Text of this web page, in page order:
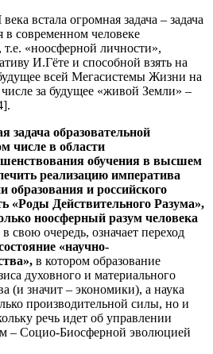
встала огромная задача – задача
в современном человеке
т.е. «ноосферной личности»,
И.Гёте и способной взять на
всей Мегасистемы Жизни на
за будущее «живой Земли» –
образовательной
числе в области
обучения в высшем
реализацию императива
образования и российского
«Роды Действительного Разума»,
ноосферный разум человека
свою очередь, означает переход
«научно-
в котором образование
духовного и материального
(и значит – экономики), а наука
производительной силы, но и
речь идет об управлении
– Социо-Биосферной эволюцией